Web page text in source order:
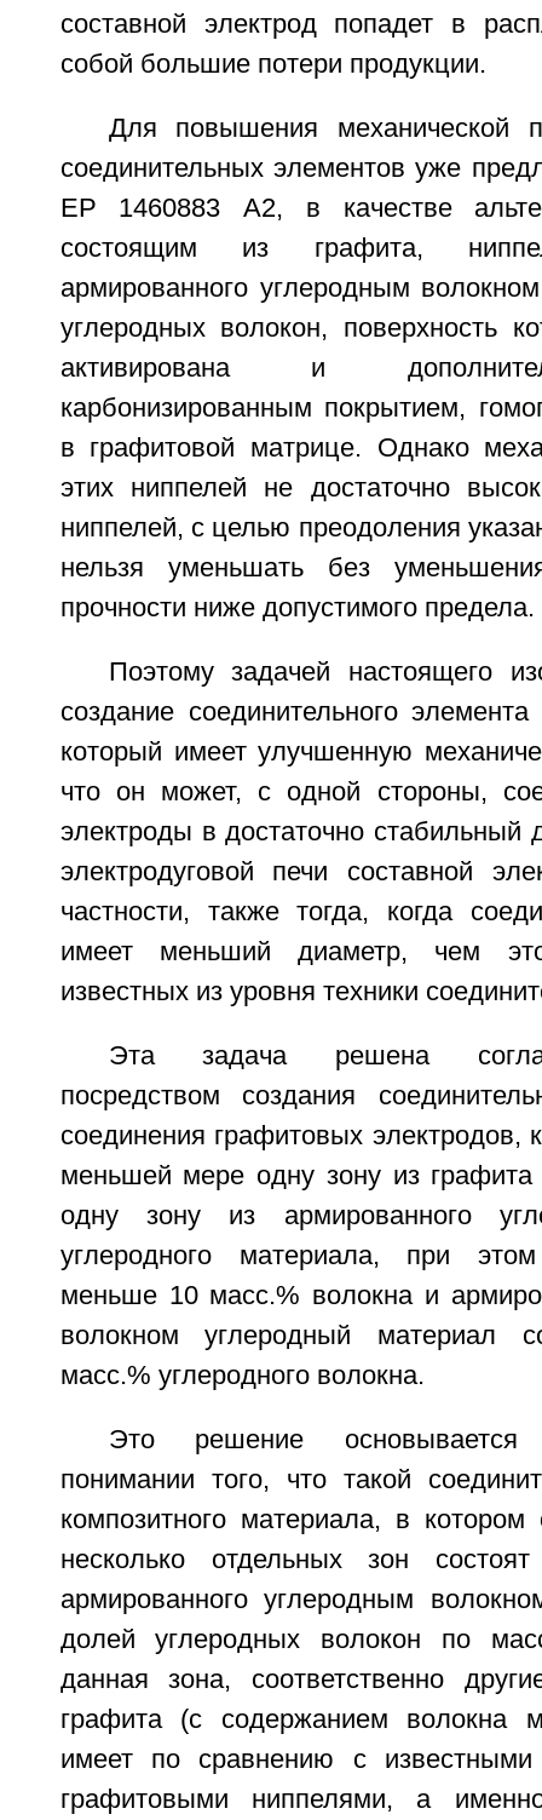
составной электрод попадет в
собой большие потери продукции.
Для повышения механической
соединительных элементов уже
ЕР 1460883 А2, в качестве
состоящим из графита,
армированного углеродным
углеродных волокон, поверхность
активирована и
карбонизированным покрытием,
в графитовой матрице. Однако
этих ниппелей не достаточно
ниппелей, с целью преодоления
нельзя уменьшать без
прочности ниже допустимого предела.
Поэтому задачей настоящего
создание соединительного
который имеет улучшенную
что он может, с одной стороны,
электроды в достаточно стабильный
электродуговой печи составной
частности, также тогда, когда
имеет меньший диаметр, чем
известных из уровня техники
Эта задача решена
посредством создания
соединения графитовых электродов,
меньшей мере одну зону из
одну зону из армированного
углеродного материала, при
меньше 10 масс.% волокна и
волокном углеродный материал
масс.% углеродного волокна.
Это решение
понимании того, что такой
композитного материала, в
несколько отдельных зон
армированного углеродным
долей углеродных волокон по
данная зона, соответственно
графита (с содержанием волокна
имеет по сравнению с известными
графитовыми ниппелями, а